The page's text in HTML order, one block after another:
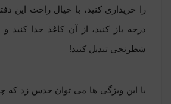
درجه باز کنید، از آن کاغذ جدا کنید
شطرنجی تبدیل کنید!
با این ویژگی ها می توان حدس زد که